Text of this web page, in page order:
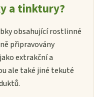
a tinktury?
obsahující rostlinné
připravovány
extrakční a
ale také jiné tekuté